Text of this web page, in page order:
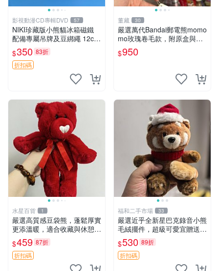
影視動漫CD專輯DVD 57
NIKI珍藏版小熊貓冰箱磁鐵
配備專屬吊牌及豆綁繩 12cm
廢品嚴選 好評推薦 小熊貓冰
箱貼 磁鐵掛件 冰箱飾品
$350 83折
折扣碼
董藏 30
嚴選萬代Bandai郵電熊momo
mo玫瑰卷毛款，附原盒與吊
牌，粉嫩可愛入手即柔軟～
玫瑰卷毛 郵電熊 正品
$950
水星百貨 1
嚴選高質感豆袋熊，蓬鬆厚實
更添溫暖，適合收藏與休憩。
前胸填充飽滿，背部亦具優雅
設計。 豆袋熊 保暖 溫柔 蓬
松
$459 87折
折扣碼
福和二手市場 33
嚴選近乎全新星巴克錄音小熊
毛絨擺件，超級可愛宜贈送掛
飾 錄音小熊 毛絨擺件 贈品
$530 89折
折扣碼